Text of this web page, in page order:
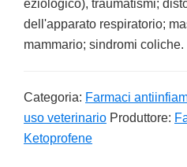
eziologico), traumatismi;
dell'apparato respiratorio;
mammario; sindromi coliche.
Categoria: Farmaci
uso veterinario Produttore:
Ketoprofene